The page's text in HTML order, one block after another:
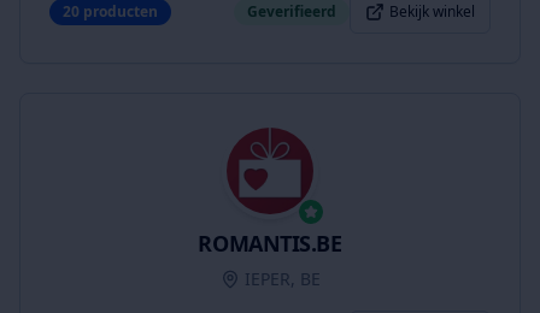
20 producten Geverifieerd Bekijk winkel
ROMANTIS.BE
IEPER, BE